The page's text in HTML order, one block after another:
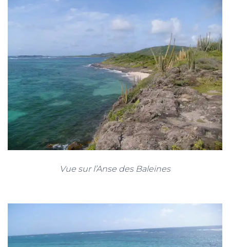
Vue sur l’Anse des Baleines